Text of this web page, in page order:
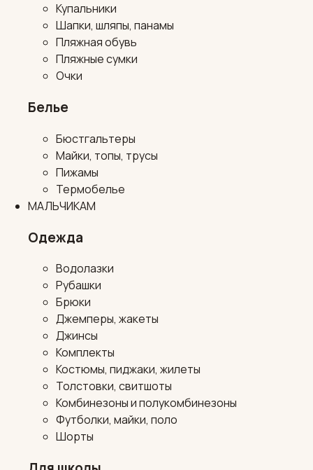
Купальники
Шапки, шляпы, панамы
Пляжная обувь
Пляжные сумки
Очки
Белье
Бюстгальтеры
Майки, топы, трусы
Пижамы
Термобелье
МАЛЬЧИКАМ
Одежда
Водолазки
Рубашки
Брюки
Джемперы, жакеты
Джинсы
Комплекты
Костюмы, пиджаки, жилеты
Толстовки, свитшоты
Комбинезоны и полукомбинезоны
Футболки, майки, поло
Шорты